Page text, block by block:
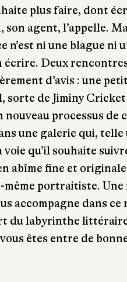
plus faire, dont
son agent, l’appelle.
n’est ni une blague ni
écrire. Deux
d’avis : une
sorte de Jiminy
nouveau processus de
une galerie qui, telle
qu’il souhaite
abîme fine et
même portraitiste. Une
accompagne dans ce
du labyrinthe
êtes entre de